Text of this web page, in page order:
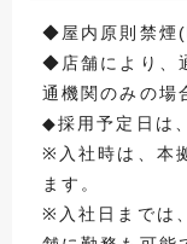
◆屋内原則禁煙(
◆店舗により、
通機関のみの場
◆採用予定日は
※入社時は、本
ます。
※入社日までは